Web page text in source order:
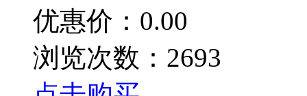
优惠价：0.00
浏览次数：2693